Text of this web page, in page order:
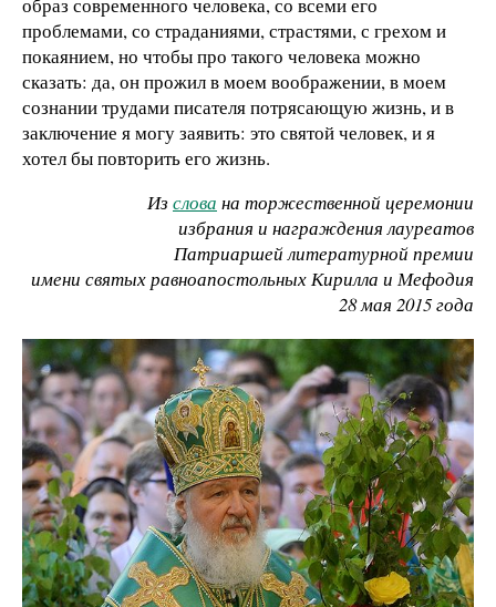
образ современного человека, со всеми его
проблемами, со страданиями, страстями, с грехом и
покаянием, но чтобы про такого человека можно
сказать: да, он прожил в моем воображении, в моем
сознании трудами писателя потрясающую жизнь, и в
заключение я могу заявить: это святой человек, и я
хотел бы повторить его жизнь.
Изслова на торжественной церемонии
избрания и награждения лауреатов
Патриаршей литературной премии
имени святых равноапостольных Кирилла и Мефодия
28 мая 2015 года